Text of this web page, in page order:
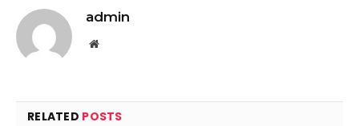
admin
Website
RELATED POSTS